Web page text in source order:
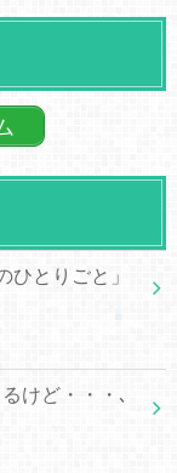
ひとりごと」
けど・・・､